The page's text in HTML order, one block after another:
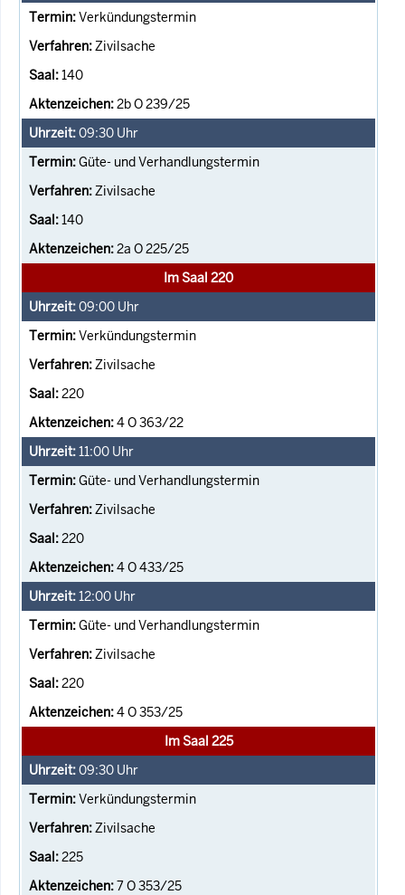
Verkündungstermin
Zivilsache
140
2b O 239/25
09:30 Uhr
Güte- und Verhandlungstermin
Zivilsache
140
2a O 225/25
Im Saal 220
09:00 Uhr
Verkündungstermin
Zivilsache
220
4 O 363/22
11:00 Uhr
Güte- und Verhandlungstermin
Zivilsache
220
4 O 433/25
12:00 Uhr
Güte- und Verhandlungstermin
Zivilsache
220
4 O 353/25
Im Saal 225
09:30 Uhr
Verkündungstermin
Zivilsache
225
7 O 353/25